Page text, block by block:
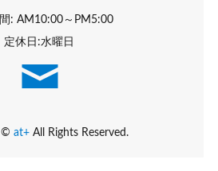
: AM10:00～PM5:00
定休日:水曜日
© at+ All Rights Reserved.